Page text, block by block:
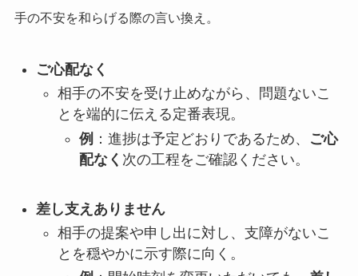
手の不安を和らげる際の言い換え。
ご心配なく
相手の不安を受け止めながら、問題ないこ
とを端的に伝える定番表現。
例 ：進捗は予定どおりであるため、
ご心
配なく 次の工程をご確認ください。
差し支えありません
相手の提案や申し出に対し、支障がないこ
とを穏やかに示す際に向く。